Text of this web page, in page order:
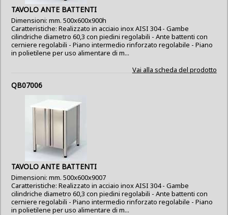
TAVOLO ANTE BATTENTI
Dimensioni: mm. 500x600x900h
Caratteristiche: Realizzato in acciaio inox AISI 304 - Gambe
cilindriche diametro 60,3 con piedini regolabili - Ante battenti con
cerniere regolabili - Piano intermedio rinforzato regolabile - Piano
in polietilene per uso alimentare di m...
Vai alla scheda del prodotto
QB07006
TAVOLO ANTE BATTENTI
Dimensioni: mm. 500x600x9007
Caratteristiche: Realizzato in acciaio inox AISI 304 - Gambe
cilindriche diametro 60,3 con piedini regolabili - Ante battenti con
cerniere regolabili - Piano intermedio rinforzato regolabile - Piano
in polietilene per uso alimentare di m...